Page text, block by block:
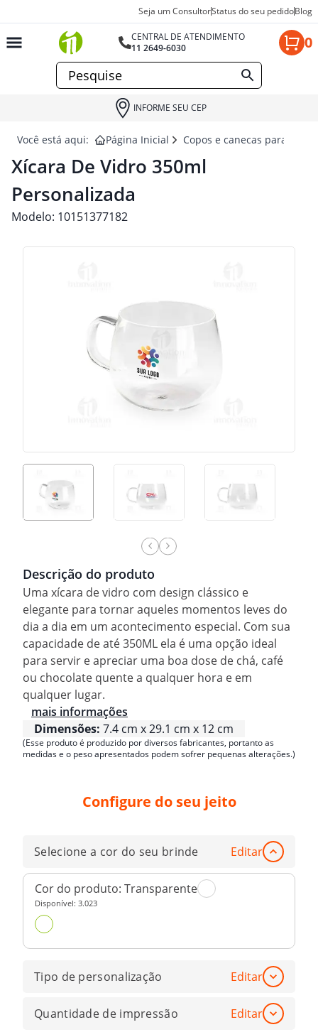
Seja um ConsultorStatus do seu pedidoBlog
CENTRAL DE ATENDIMENTO
11 2649-6030
0
INFORME SEU CEP
Você está aqui: Página Inicial Copos e canecas para
Xícara De Vidro 350ml
Personalizada
Modelo: 10151377182
Descrição do produto
Uma xícara de vidro com design clássico e
elegante para tornar aqueles momentos leves do
dia a dia em um acontecimento especial. Com sua
capacidade de até 350ML ela é uma opção ideal
para servir e apreciar uma boa dose de chá, café
ou chocolate quente a qualquer hora e em
qualquer lugar.
mais informações
Dimensões: 7.4 cm x 29.1 cm x 12 cm
(Esse produto é produzido por diversos fabricantes, portanto as
medidas e o peso apresentados podem sofrer pequenas alterações.)
Configure do seu jeito
Selecione a cor do seu brinde Editar
Cor do produto: Transparente
Disponível: 3.023
Tipo de personalização Editar
Quantidade de impressão Editar